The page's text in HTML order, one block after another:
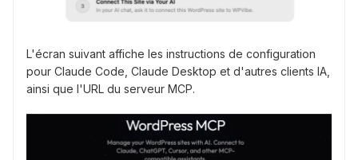
L'écran suivant affiche les instructions de configuration
pour Claude Code, Claude Desktop et d'autres clients IA,
ainsi que l'URL du serveur MCP.